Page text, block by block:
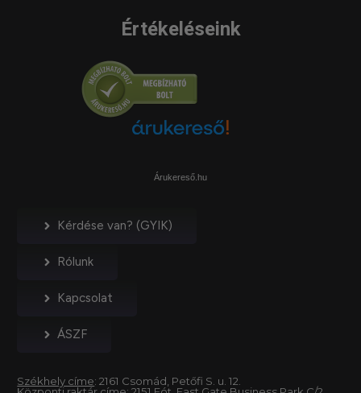
Értékeléseink
Árukereső.hu
Kérdése van? (GYIK)
Rólunk
Kapcsolat
ÁSZF
Székhely címe: 2161 Csomád, Petőfi S. u. 12.